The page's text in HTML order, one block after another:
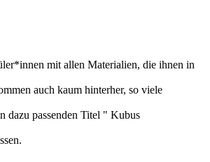
mit allen Materialien, die ihnen in
auch kaum hinterher, so viele
dazu passenden Titel " Kubus